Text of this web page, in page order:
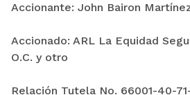
Accionante: John Bairon
Accionado: ARL La Equidad
O.C. y otro
Relación Tutela No. 66001-40-